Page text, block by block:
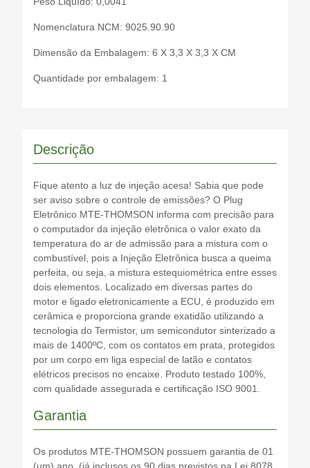
Nomenclatura NCM: 9025.90.90
Dimensão da Embalagem: 6 X 3,3 X 3,3 X CM
Quantidade por embalagem: 1
Descrição
Fique atento a luz de injeção acesa! Sabia que pode
ser aviso sobre o controle de emissões? O Plug
Eletrônico MTE-THOMSON informa com precisão para
o computador da injeção eletrônica o valor exato da
temperatura do ar de admissão para a mistura com o
combustível, pois a Injeção Eletrônica busca a queima
perfeita, ou seja, a mistura estequiométrica entre esses
dois elementos. Localizado em diversas partes do
motor e ligado eletronicamente a ECU, é produzido em
cerâmica e proporciona grande exatidão utilizando a
tecnologia do Termistor, um semicondutor sinterizado a
mais de 1400ºC, com os contatos em prata, protegidos
por um corpo em liga especial de latão e contatos
elétricos precisos no encaixe. Produto testado 100%,
com qualidade assegurada e certificação ISO 9001.
Garantia
Os produtos MTE-THOMSON possuem garantia de 01